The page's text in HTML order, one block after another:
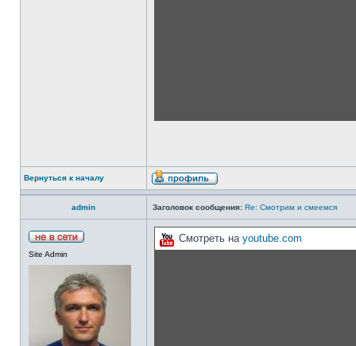
Вернуться к началу
admin Заголовок сообщения: Re: Смотрим и смеемся
Site Admin
Смотреть на youtube.com